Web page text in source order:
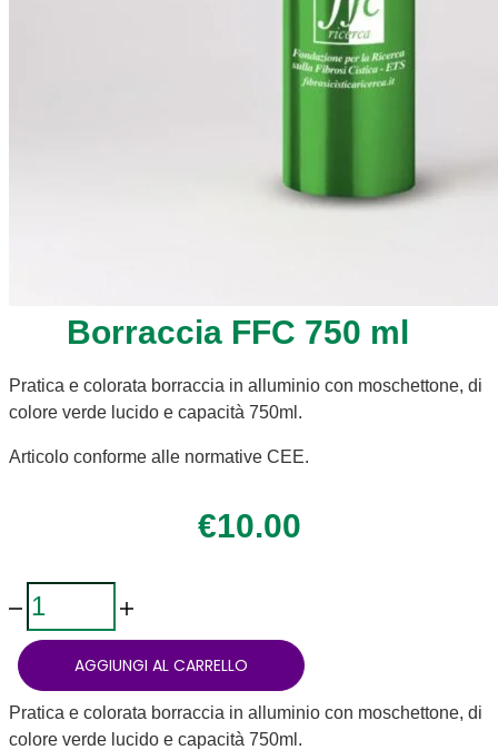
Borraccia FFC 750 ml
Pratica e colorata borraccia in alluminio con moschettone, di
colore verde lucido e capacità 750ml.
Articolo conforme alle normative CEE.
€10.00
Borraccia
FFC
750
ml
quantitàAGGIUNGI AL CARRELLO
Pratica e colorata borraccia in alluminio con moschettone, di
colore verde lucido e capacità 750ml.